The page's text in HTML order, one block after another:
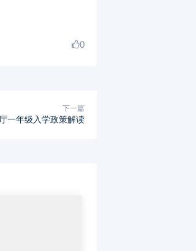
0
下一篇
一年级入学政策解读